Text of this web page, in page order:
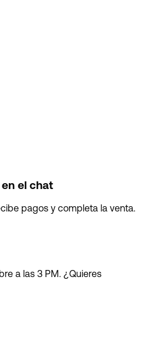
el chat
pagos y completa la venta.
a las 3 PM. ¿Quieres